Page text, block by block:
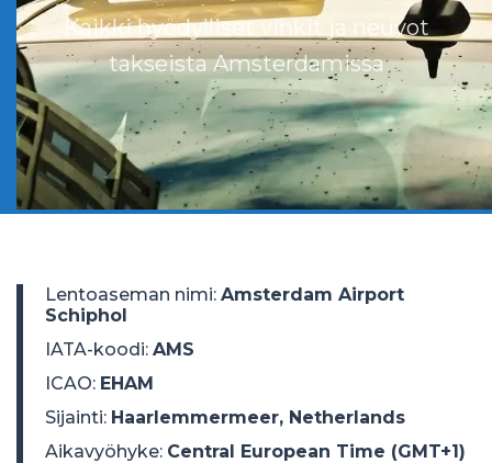
Kaikki hyödylliset vinkit ja neuvot
takseista Amsterdamissa
Lentoaseman nimi: Amsterdam Airport
Schiphol
IATA-koodi: AMS
ICAO: EHAM
Sijainti: Haarlemmermeer, Netherlands
Aikavyöhyke: Central European Time (GMT+1)